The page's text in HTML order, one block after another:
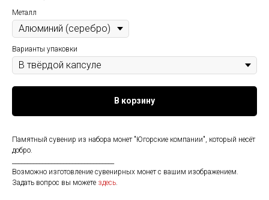
Металл
Варианты упаковки
В корзину
Памятный сувенир из набора монет "Югорские компании", который несёт
добро.
Возможно изготовление сувенирных монет с вашим изображением.
Задать вопрос вы можете здесь